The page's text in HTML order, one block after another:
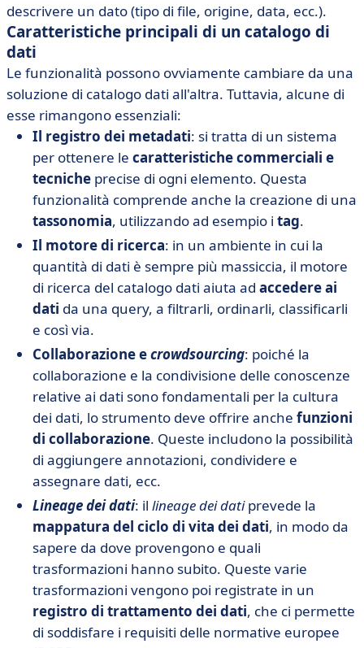
descrivere un dato (tipo di file, origine, data, ecc.).
Caratteristiche principali di un catalogo di
dati
Le funzionalità possono ovviamente cambiare da una
soluzione di catalogo dati all'altra. Tuttavia, alcune di
esse rimangono essenziali:
Il registro dei metadati: si tratta di un sistema
per ottenere le caratteristiche commerciali e
tecniche precise di ogni elemento. Questa
funzionalità comprende anche la creazione di una
tassonomia, utilizzando ad esempio i tag.
Il motore di ricerca: in un ambiente in cui la
quantità di dati è sempre più massiccia, il motore
di ricerca del catalogo dati aiuta ad accedere ai
dati da una query, a filtrarli, ordinarli, classificarli
e così via.
Collaborazione ecrowdsourcing: poiché la
collaborazione e la condivisione delle conoscenze
relative ai dati sono fondamentali per la cultura
dei dati, lo strumento deve offrire anche funzioni
di collaborazione. Queste includono la possibilità
di aggiungere annotazioni, condividere e
assegnare dati, ecc.
Lineage dei dati: il lineage dei datiprevede la
mappatura del ciclo di vita dei dati, in modo da
sapere da dove provengono e quali
trasformazioni hanno subito. Queste varie
trasformazioni vengono poi registrate in un
registro di trattamento dei dati, che ci permette
di soddisfare i requisiti delle normative europee